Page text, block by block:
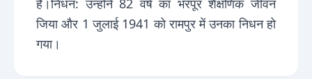
हैं।निधन: उन्होंने 82 वर्ष का भरपूर शैक्षणिक जीवन
जिया और 1 जुलाई 1941 को रामपुर में उनका निधन हो
गया।